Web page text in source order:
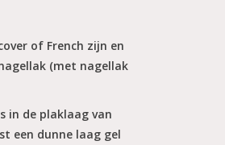
of French zijn en
(met nagellak
in de plaklaag van
een dunne laag gel